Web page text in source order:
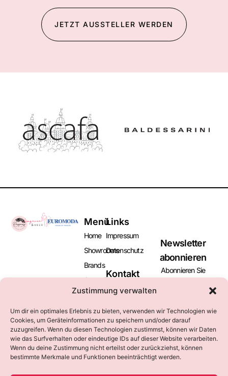
Zustimmung verwalten
Um dir ein optimales Erlebnis zu bieten, verwenden wir Technologien wie
Cookies, um Geräteinformationen zu speichern und/oder darauf
zuzugreifen. Wenn du diesen Technologien zustimmst, können wir Daten
wie das Surfverhalten oder eindeutige IDs auf dieser Website verarbeiten.
Wenn du deine Zustimmung nicht erteilst oder zurückziehst, können
bestimmte Merkmale und Funktionen beeinträchtigt werden.
JETZT AUSSTELLER WERDEN
Menü
Home
Showrooms
Brands
Aussteller
Besucher
News
Kataloge
Kontakt
Links
Impressum
Datenschutz
Kontakt
169016
marketing@euromoda-
neuss.de
Newsletter
abonnieren
Abonnieren Sie
kommende Messen
und Events.